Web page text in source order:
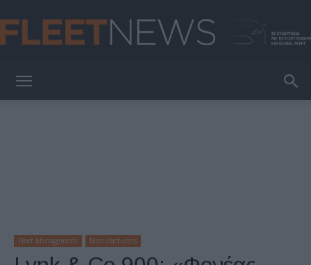
Fleet Management Manufacturers